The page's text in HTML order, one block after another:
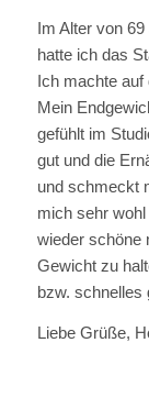
Im Alter von
hatte ich das
Ich machte auf
Mein
gefühlt im
gut und die
und schmeckt
mich sehr
wieder schöne
Gewicht zu
bzw. schnelles
Liebe Grüße,